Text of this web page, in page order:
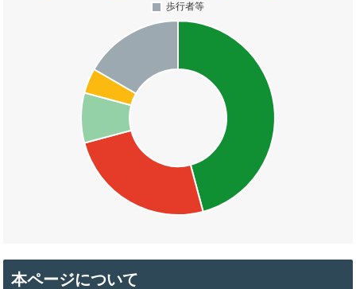
本ページについて